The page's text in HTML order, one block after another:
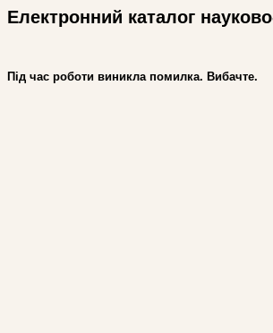
Електронний каталог
Під час роботи виникла помилка. Вибачте.